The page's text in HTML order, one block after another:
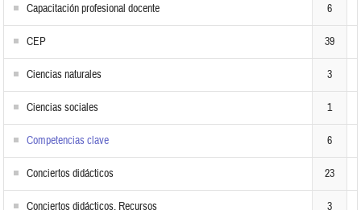
Capacitación profesional docente 6
CEP 39
Ciencias naturales 3
Ciencias sociales 1
Competencias clave 6
Conciertos didácticos 23
Conciertos didácticos. Recursos 3